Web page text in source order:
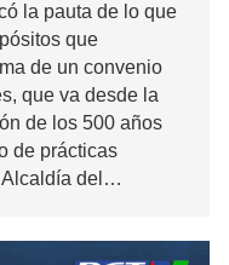
la pauta de lo que
que
de un convenio
que va desde la
de los 500 años
de prácticas
Alcaldía del…